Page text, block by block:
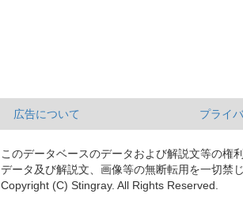
広告について プライ
このデータベースのデータおよび解説文等の権
データ及び解説文、画像等の無断転用を一切禁じ
Copyright (C) Stingray. All Rights Reserved.